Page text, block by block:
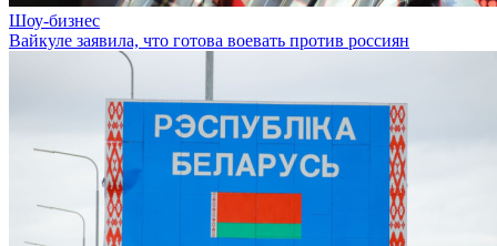
Шоу-бизнес
Вайкуле заявила, что готова воевать против россиян